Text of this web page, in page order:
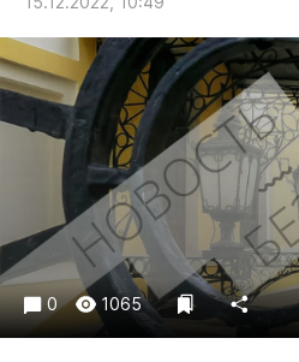
Благоустройство
Криминал
Культура
Недвижимость и ЖКХ
Образование
Общество
Погода
Праздники
Происшествия
0 1065